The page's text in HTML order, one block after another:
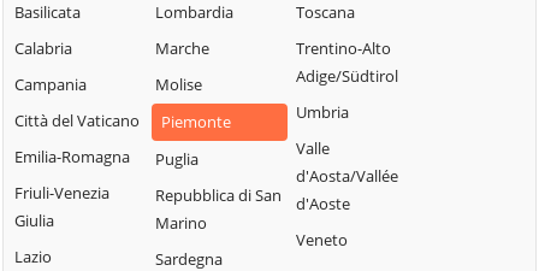
Borbera
Borgo San
Martino
Borgoratto
Alessandrino
Bosco Marengo
Grondona
Guazzora
Sant'Antonio
Rocchetta Ligure
Rosignano
Sala Monferrato
Sale
Basilicata
Calabria
Campania
Città del Vaticano
Emilia-Romagna
Friuli-Venezia
Giulia
Lazio
Lombardia
Marche
Molise
Piemonte
Puglia
Repubblica di San
Marino
Sardegna
Toscana
Trentino-Alto
Adige/Südtirol
Umbria
Valle
d'Aosta/Vallée
d'Aoste
Veneto